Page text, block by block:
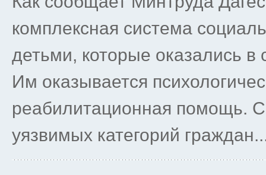
комплексная система
детьми, которые оказались
Им оказывается
реабилитационная помощь.
уязвимых категорий